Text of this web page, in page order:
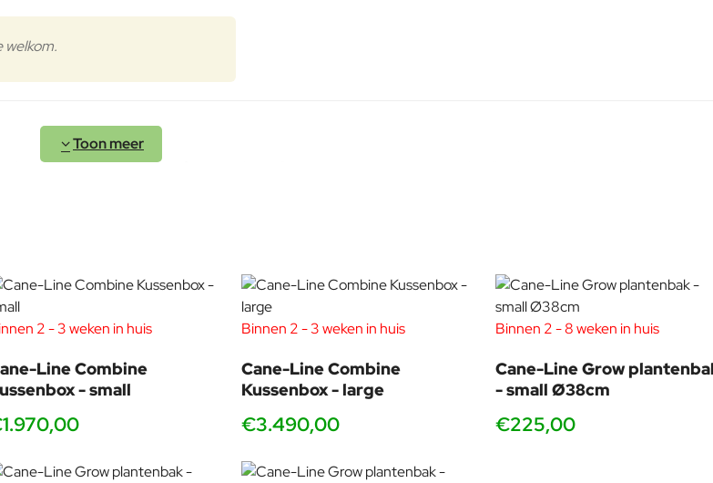
welkom.
mix tussen esthetiek en functionaliteit. Ons interne ontwerpteam werkt elke dag met dit in gedachten om
2 - 3 weken in huis
Line Combine
- small
Binnen 2 - 3 weken in huis
Cane-Line Combine
Kussenbox - large
€3.490,00
Binnen 2 - 8 weken in huis
Cane-Line Grow
- small Ø38cm
€225,00